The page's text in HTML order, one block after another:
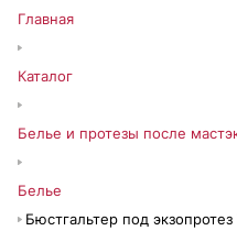
Главная
Каталог
Белье и протезы после
Белье
Бюстгальтер под